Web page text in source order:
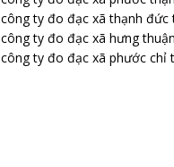
công ty đo đạc xã thạnh đức
công ty đo đạc xã hưng
công ty đo đạc xã phước chỉ